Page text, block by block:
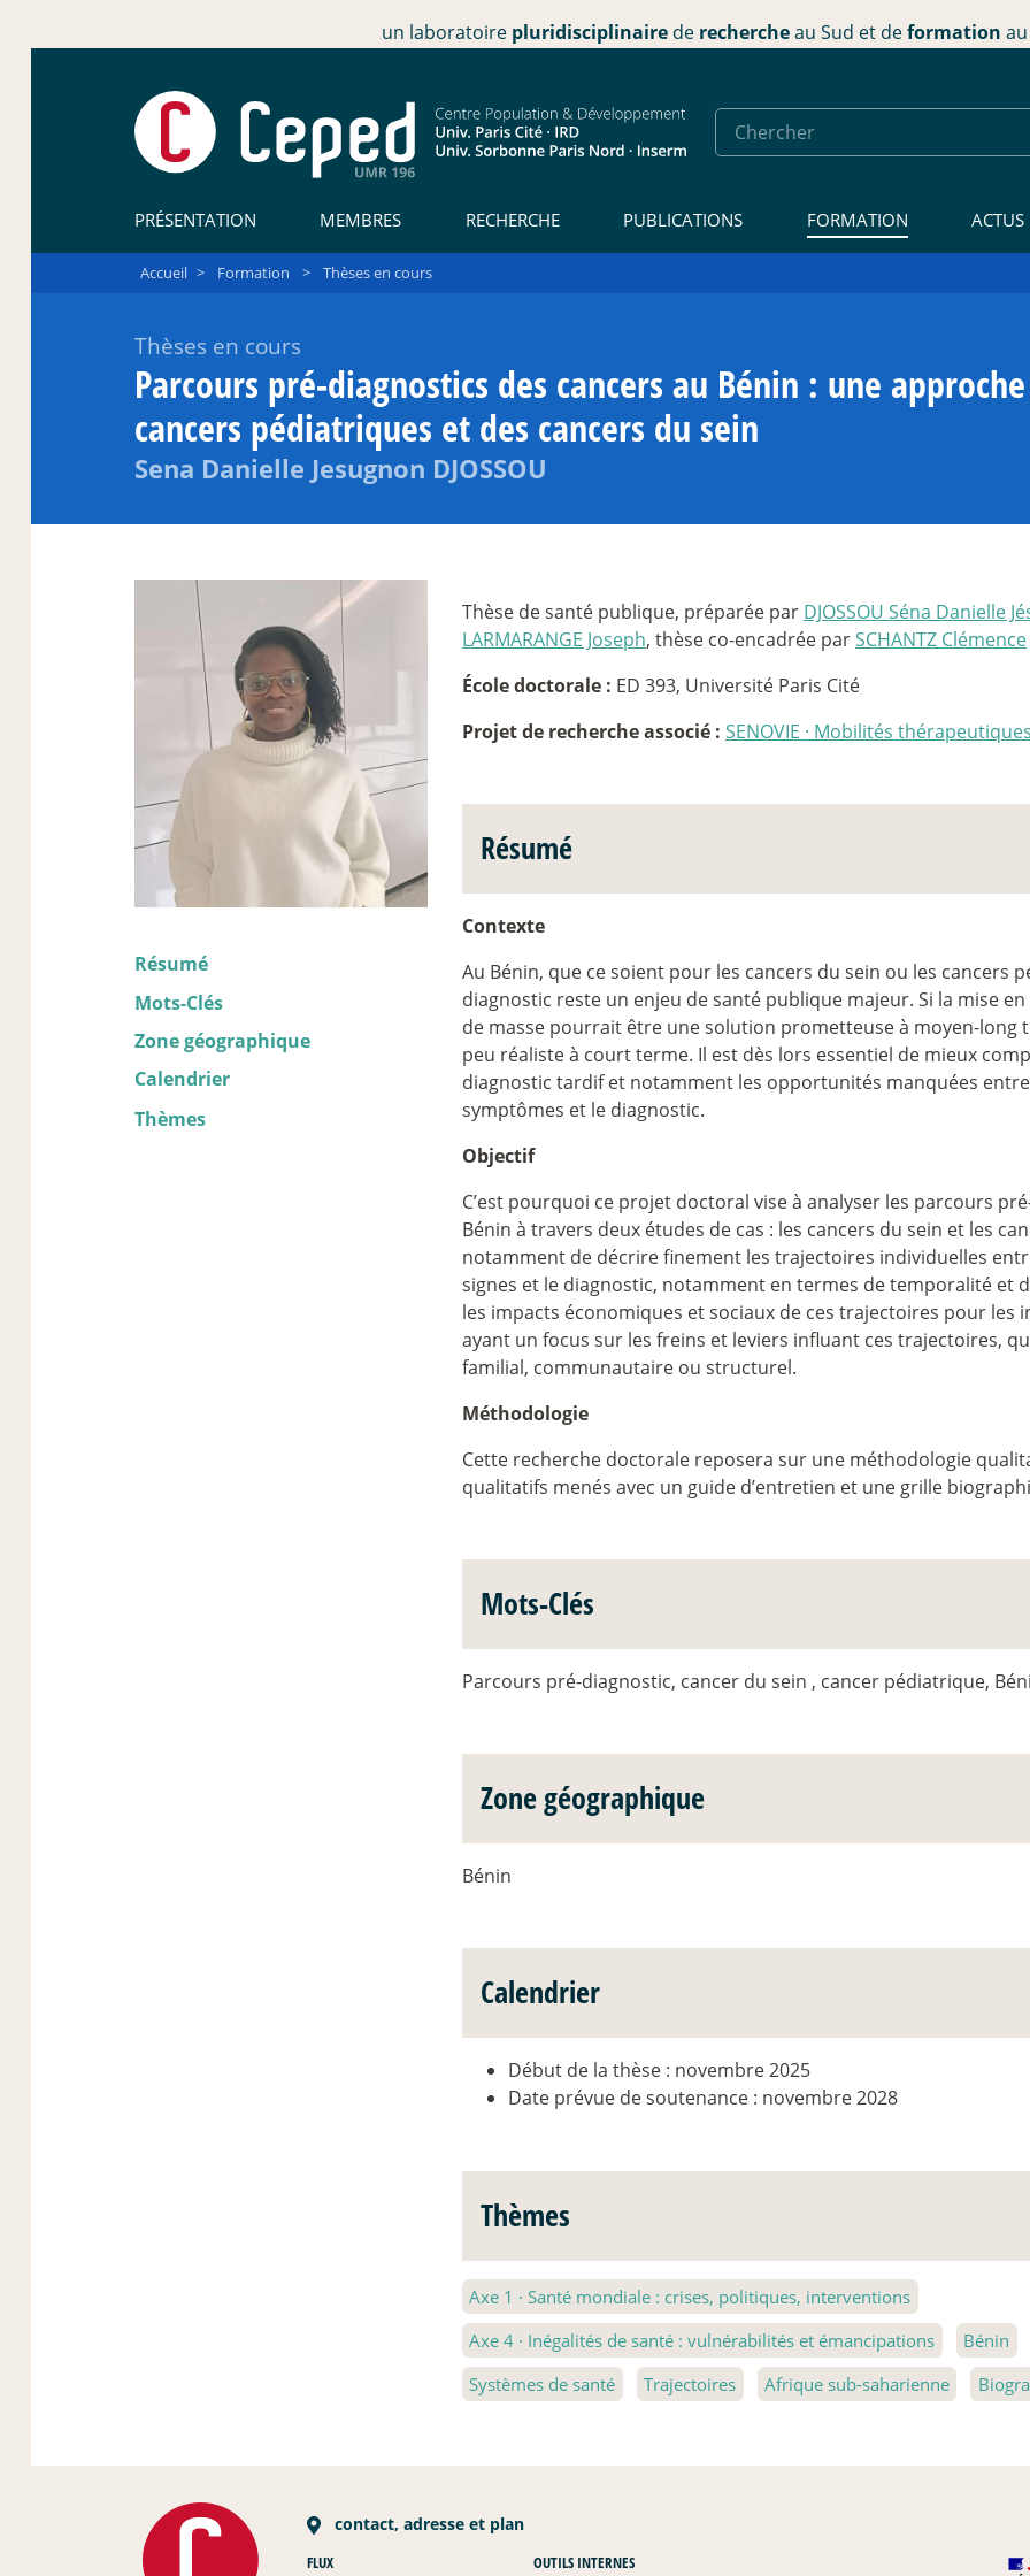
un laboratoire pluridisciplinaire de rechercheau Sud et deformation
PRÉSENTATION MEMBRES RECHERCHE PUBLICATIONS FORMATION ACTUS
Accueil > Formation > Thèses en cours
Thèses en cours
Parcours pré-diagnostics des cancers au Bénin : une
cancers pédiatriques et des cancers du sein
Sena Danielle Jesugnon DJOSSOU
Résumé
Mots-Clés
Zone géographique
Calendrier
Thèmes
Thèse de santé publique, préparée par DJOSSOU Séna Danielle
LARMARANGE Joseph, thèse co-encadrée parSCHANTZ Clémence
École doctorale : ED 393, Université Paris Cité
Projet de recherche associé : SENOVIE · Mobilités
Résumé
Contexte
Au Bénin, que ce soient pour les cancers du sein ou les cancers
diagnostic reste un enjeu de santé publique majeur. Si la mise
de masse pourrait être une solution prometteuse à moyen-long
peu réaliste à court terme. Il est dès lors essentiel de mieux
diagnostic tardif et notamment les opportunités manquées
symptômes et le diagnostic.
Objectif
C’est pourquoi ce projet doctoral vise à analyser les parcours
Bénin à travers deux études de cas : les cancers du sein et les
notamment de décrire finement les trajectoires individuelles
signes et le diagnostic, notamment en termes de temporalité et
les impacts économiques et sociaux de ces trajectoires pour les
ayant un focus sur les freins et leviers influant ces trajectoires,
familial, communautaire ou structurel.
Méthodologie
Cette recherche doctorale reposera sur une méthodologie
qualitatifs menés avec un guide d’entretien et une grille
Mots-Clés
Parcours pré-diagnostic, cancer du sein , cancer pédiatrique,
Zone géographique
Bénin
Calendrier
Début de la thèse : novembre 2025
Date prévue de soutenance : novembre 2028
Thèmes
Axe 1 · Santé mondiale : crises, politiques, interventions
Axe 4 · Inégalités de santé : vulnérabilités et émancipations
Bénin
Systèmes de santé
Trajectoires Afrique sub-saharienne
contact, adresse et plan
FLUX OUTILS INTERNES